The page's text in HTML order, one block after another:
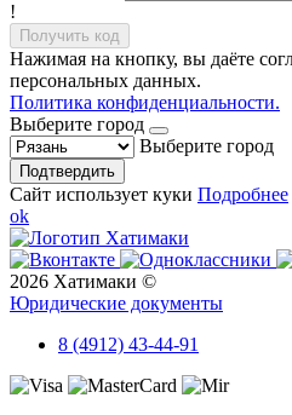
!
Получить код
Нажимая на кнопку, вы даёте
персональных данных.
Политика конфиденциальности.
Выберите город
Выберите город
Подтвердить
Сайт использует куки Подробнее
ok
2026 Хатимаки ©
Юридические документы
8 (4912) 43-44-91